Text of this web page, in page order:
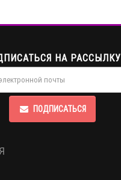
НА РАССЫЛКУ
ПОДПИСАТЬСЯ